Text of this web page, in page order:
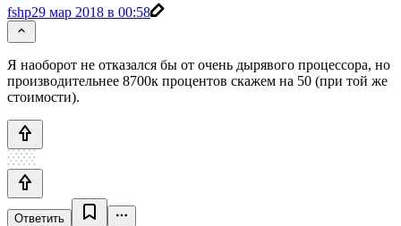
fshp29 мар 2018 в 00:58
Я наоборот не отказался бы от очень дырявого процессора, но
производительнее 8700к процентов скажем на 50 (при той же
стоимости).
Ответить